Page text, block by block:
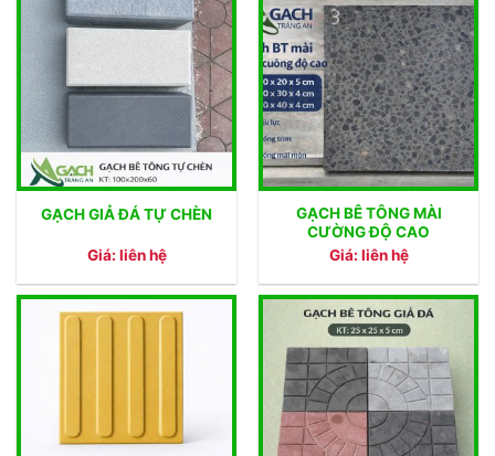
GẠCH GIẢ ĐÁ TỰ CHÈN
Giá: liên hệ
GẠCH BÊ TÔNG MÀI
CƯỜNG ĐỘ CAO
Giá: liên hệ